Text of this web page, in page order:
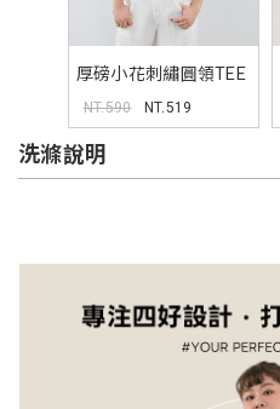
厚磅小花刺繡圓領TEE
NT.590 NT.519
洗滌說明